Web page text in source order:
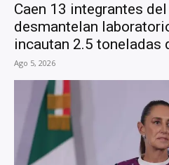
Caen 13 integrantes
desmantelan
incautan 2.5 toneladas
Ago 5, 2026